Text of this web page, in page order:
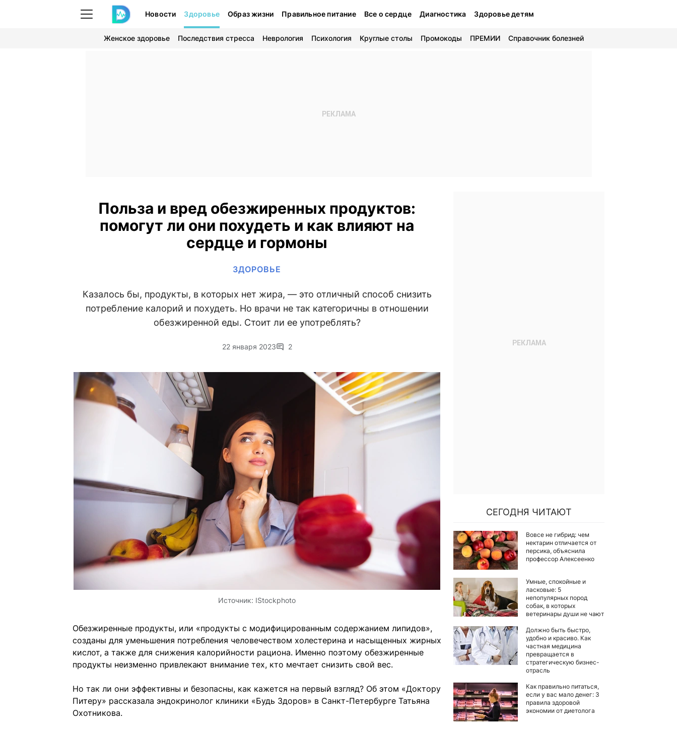
Новости Здоровье Образ жизни Правильное питание Все о сердце Диагностика Здоровье детям
Женское здоровье Последствия стресса Неврология Психология Круглые столы Промокоды ПРЕМИИ Справочник болезней
Польза и вред обезжиренных продуктов:
помогут ли они похудеть и как влияют на
сердце и гормоны
ЗДОРОВЬЕ
Казалось бы, продукты, в которых нет жира, — это отличный способ снизить
потребление калорий и похудеть. Но врачи не так категоричны в отношении
обезжиренной еды. Стоит ли ее употреблять?
22 января 2023 2
Источник: IStockphoto
Обезжиренные продукты, или «продукты с модифицированным содержанием липидов»,
созданы для уменьшения потребления человечеством холестерина и насыщенных жирных
кислот, а также для снижения калорийности рациона. Именно поэтому обезжиренные
продукты неизменно привлекают внимание тех, кто мечтает снизить свой вес.
Но так ли они эффективны и безопасны, как кажется на первый взгляд? Об этом «Доктору
Питеру» рассказала эндокринолог клиники «Будь Здоров» в Санкт-Петербурге Татьяна
Охотникова.
СЕГОДНЯ ЧИТАЮТ
Вовсе не гибрид: чем
нектарин отличается от
персика, объяснила
профессор Алексеенко
Умные, спокойные и
ласковые: 5
непопулярных пород
собак, в которых
ветеринары души не чают
Должно быть быстро,
удобно и красиво. Как
частная медицина
превращается в
стратегическую бизнес-
отрасль
Как правильно питаться,
если у вас мало денег: 3
правила здоровой
экономии от диетолога